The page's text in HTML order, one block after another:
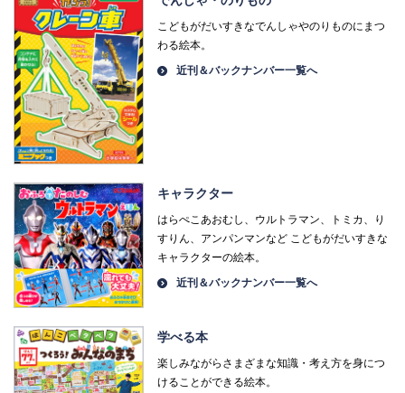
こどもがだいすきなでんしゃやのりものにまつ
わる絵本。
近刊＆バックナンバー一覧へ
キャラクター
はらぺこあおむし、ウルトラマン、トミカ、り
すりん、アンパンマンなど こどもがだいすきな
キャラクターの絵本。
近刊＆バックナンバー一覧へ
学べる本
楽しみながらさまざまな知識・考え方を身につ
けることができる絵本。